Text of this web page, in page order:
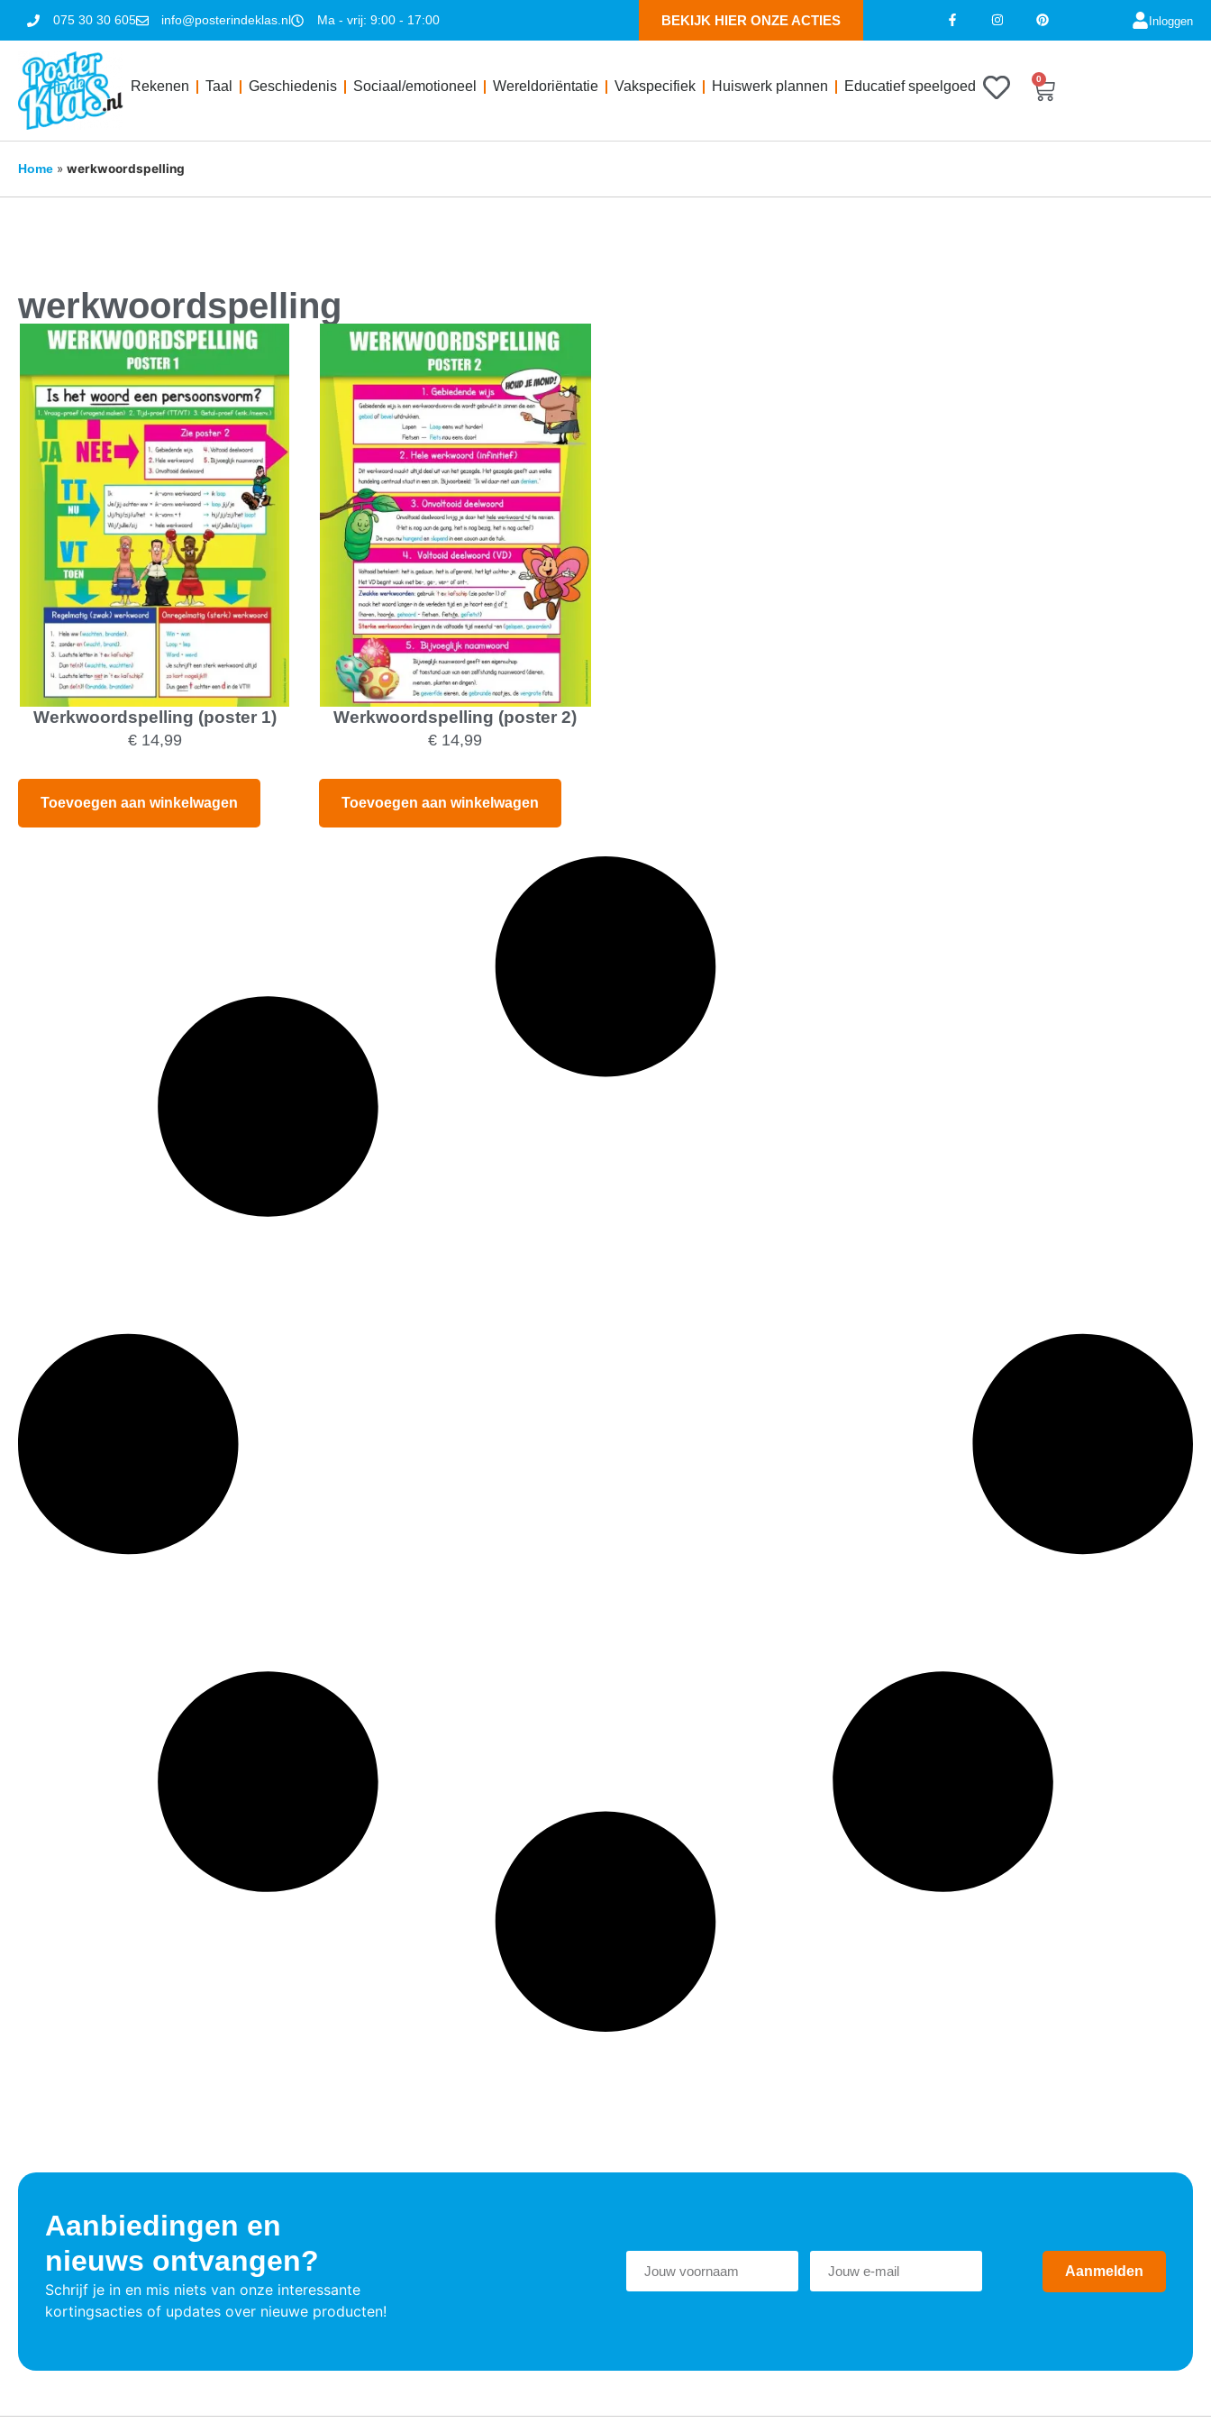
075 30 30 605 info@posterindeklas.nl Ma - vrij: 9:00 - 17:00 BEKIJK HIER ONZE ACTIES Inloggen
Rekenen Taal Geschiedenis Sociaal/emotioneel Wereldoriëntatie Vakspecifiek Huiswerk plannen Educatief speelgoed 0
Home » werkwoordspelling
werkwoordspelling
Werkwoordspelling (poster 1)
€14,99
Toevoegen aan winkelwagen
Werkwoordspelling (poster 2)
€ 14,99
Toevoegen aan winkelwagen
Aanbiedingen en
nieuws ontvangen?
Schrijf je in en mis niets van onze interessante
kortingsacties of updates over nieuwe producten!
Aanmelden